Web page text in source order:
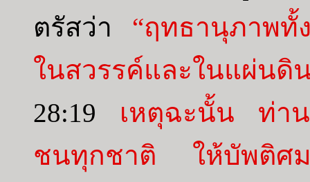
ตรัสว่า “ฤทธานุภาพทั้
ในสวรรค์และในแผ่นดิ
28:19 เหตุฉะนั้น ท่าน
ชนทุกชาติ ให้บัพติศม